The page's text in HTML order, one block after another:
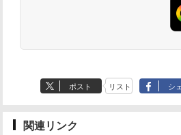
ポスト リスト シ
関連リンク